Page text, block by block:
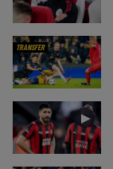
TRANSFER
►